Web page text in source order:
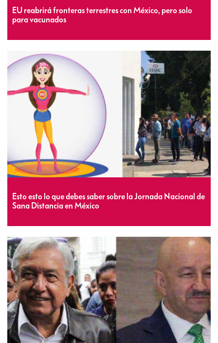
EU reabrirá fronteras terrestres con México, pero solo
para vacunados
Esto esto lo que debes saber sobre la Jornada Nacional de
Sana Distancia en México